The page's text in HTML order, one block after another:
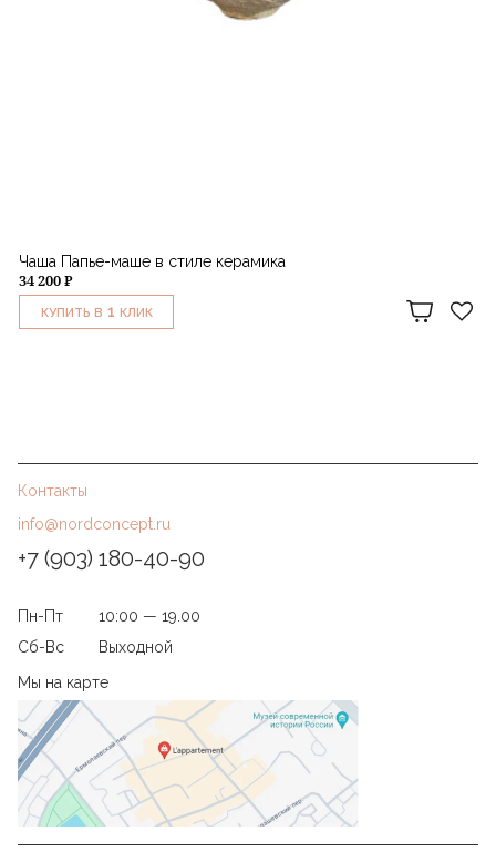
Чаша Папье-маше в стиле керамика
34 200 ₽
КУПИТЬ В 1 КЛИК
Контакты
info@nordconcept.ru
+7 (903) 180-40-90
Пн-Пт
10:00 — 19.00
Сб-Вс
Выходной
Мы на карте